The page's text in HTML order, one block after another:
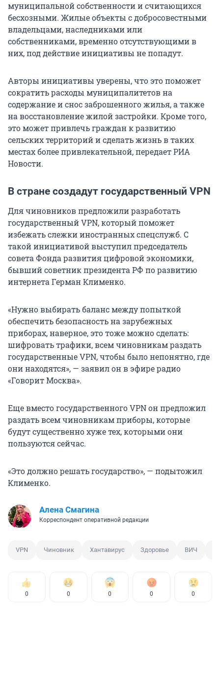
муниципальной собственности и считающихся
бесхозными. Жилые объекты с добросовестными
владельцами, наследниками или
собственниками, временно отсутствующими в
них, под действие инициативы не попадут.
Авторы инициативы уверены, что это поможет
сократить расходы муниципалитетов на
содержание и снос заброшенного жилья, а также
на восстановление жилой застройки. Кроме того,
это может привлечь граждан к развитию
сельских территорий и сделать жизнь в таких
местах более привлекательной, передает РИА
Новости.
В стране создадут государственный VPN
Для чиновников предложили разработать
государственный VPN, который поможет
избежать слежки иностранных спецслужб. С
такой инициативой выступил председатель
совета Фонда развития цифровой экономики,
бывший советник президента РФ по развитию
интернета Герман Клименко.
«Нужно выбирать баланс между попыткой
обеспечить безопасность на зарубежных
приборах, наверное, это тоже можно сделать:
шифровать трафики, всем чиновникам раздать
государственные VPN, чтобы было непонятно, где
они находятся», — заявил он в эфире радио
«Говорит Москва».
Еще вместо государственного VPN он предложил
раздать всем чиновникам приборы, которые
будут существенно хуже тех, которыми они
пользуются сейчас.
«Это должно решать государство», — подытожил
Клименко.
Алена Смагина
Корреспондент оперативной редакции
VPN Чиновник Хантавирус Здоровье ВИЧ
0 0 0 0 0